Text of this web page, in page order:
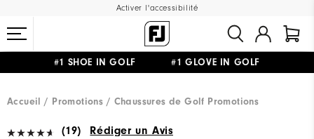
Activer l'accessibilité
#1 SHOE IN GOLF #1 GLOVE IN GOLF
Accueil
Promotions Chaussures de Golf Promotions
(19) Rédiger un Avis